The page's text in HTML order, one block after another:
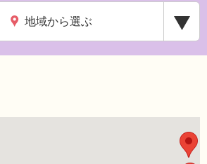
地域から選ぶ